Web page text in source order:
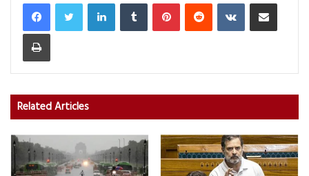
Print
Related Articles